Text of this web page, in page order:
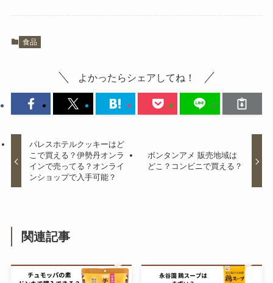
シーラカンスモナカはどこで売っ
理由はなぜ？レア度はどれくら
食品
よかったらシェアしてね！
パレスホテルクッキーはど
こで買える？伊勢丹オンラ
インで売ってる？オンライ
ンショップで入手可能？
ボンタンアメ 販売地域は
どこ？コンビニで買える？
関連記事